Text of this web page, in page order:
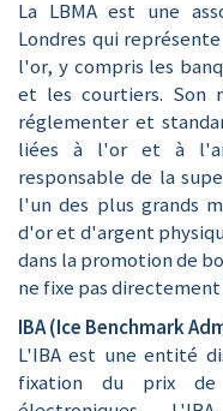
La LBMA est une
Londres qui
l'or, y compris les
et les courtiers. Son
réglementer et
liées à l'or et à
responsable de la
l'un des plus grands
d'or et d'argent
dans la promotion de
ne fixe pas
IBA (Ice Benchmark
L'IBA est une entité
fixation du prix